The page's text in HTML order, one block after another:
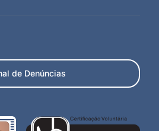
de Denúncias